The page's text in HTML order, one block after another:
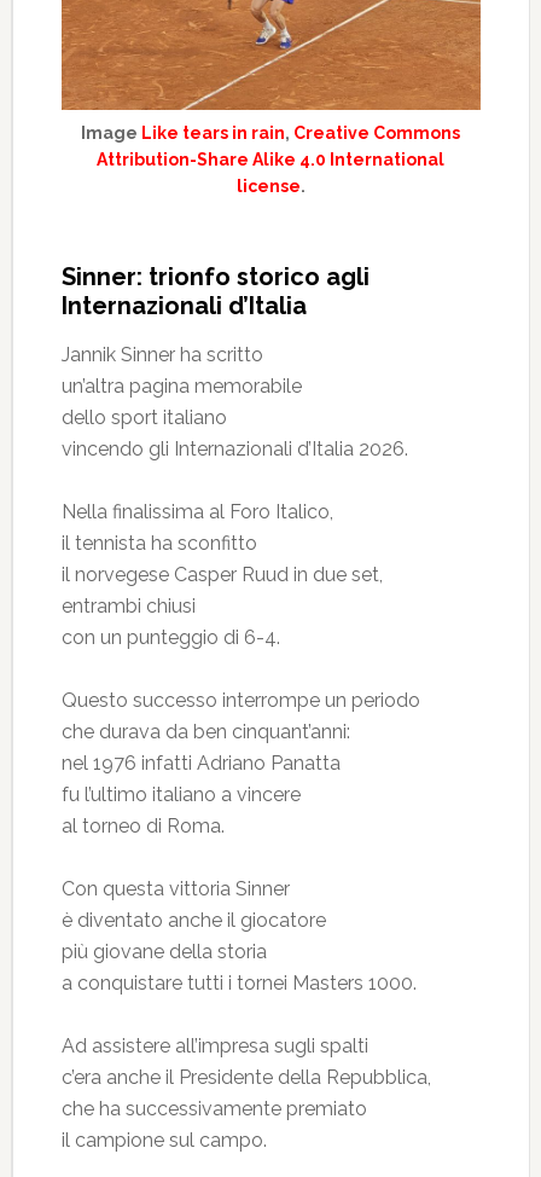
Image Like tears in rain, Creative Commons
Attribution-Share Alike 4.0 International
license.
Sinner: trionfo storico agli
Internazionali d’Italia
Jannik Sinner ha scritto
un’altra pagina memorabile
dello sport italiano
vincendo gli Internazionali d’Italia 2026.
Nella finalissima al Foro Italico,
il tennista ha sconfitto
il norvegese Casper Ruud in due set,
entrambi chiusi
con un punteggio di 6-4.
Questo successo interrompe un periodo
che durava da ben cinquant’anni:
nel 1976 infatti Adriano Panatta
fu l’ultimo italiano a vincere
al torneo di Roma.
Con questa vittoria Sinner
è diventato anche il giocatore
più giovane della storia
a conquistare tutti i tornei Masters 1000.
Ad assistere all’impresa sugli spalti
c’era anche il Presidente della Repubblica,
che ha successivamente premiato
il campione sul campo.